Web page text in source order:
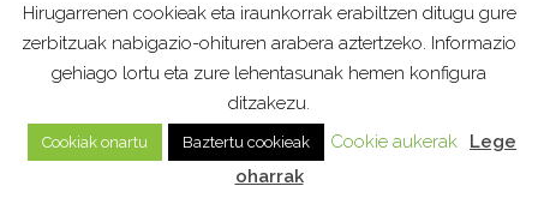
Hirugarrenen cookieak eta iraunkorrak erabiltzen ditugu gure
zerbitzuak nabigazio-ohituren arabera aztertzeko. Informazio
gehiago lortu eta zure lehentasunak hemen konfigura
ditzakezu.
Cookiak onartu Baztertu cookieak Cookie aukerak
Lege
oharrak